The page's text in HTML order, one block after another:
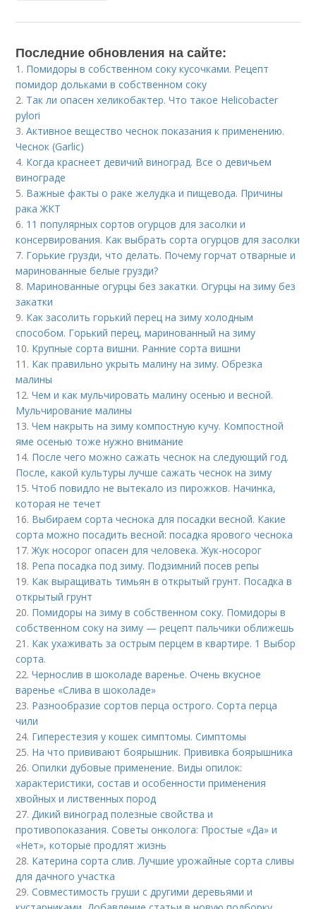
Последние обновления на сайте:
1. Помидоры в собственном соку кусочками. Рецепт
помидор дольками в собственном соку
2. Так ли опасен хеликобактер. Что такое Helicobacter
pylori
3.Активное вещество чеснок показания к применению.
Чеснок (Garlic)
4. Когда краснеет девичий виноград. Все о девичьем
винограде
5. Важные факты о раке желудка и пищевода. Причины
рака ЖКТ
6. 11 популярных сортов огурцов для засолки и
консервирования. Как выбрать сорта огурцов для засолки
7. Горькие грузди, что делать. Почему горчат отварные и
маринованные белые грузди?
8. Маринованные огурцы без закатки. Огурцы на зиму без
закатки
9. Как засолить горький перец на зиму холодным
способом. Горький перец, маринованный на зиму
10. Крупные сорта вишни. Ранние сорта вишни
11. Как правильно укрыть малину на зиму. Обрезка
малины
12.Чем и как мульчировать малину осенью и весной.
Мульчирование малины
13.Чем накрыть на зиму компостную кучу. Компостной
яме осенью тоже нужно внимание
14. После чего можно сажать чеснок на следующий год.
После, какой культуры лучше сажать чеснок на зиму
15.Чтоб повидло не вытекало из пирожков. Начинка,
которая не течет
16. Выбираем сорта чеснока для посадки весной. Какие
сорта можно посадить весной: посадка ярового чеснока
17.Жук носорог опасен для человека. Жук-носорог
18. Репа посадка под зиму. Подзимний посев репы
19. Как выращивать тимьян в открытый грунт. Посадка в
открытый грунт
20. Помидоры на зиму в собственном соку. Помидоры в
собственном соку на зиму — рецепт пальчики оближешь
21. Как ухаживать за острым перцем в квартире. 1 Выбор
сорта.
22.Чернослив в шоколаде варенье. Очень вкусное
варенье «Слива в шоколаде»
23. Разнообразие сортов перца острого. Сорта перца
чили
24. Гиперестезия у кошек симптомы. Симптомы
25. На что прививают боярышник. Прививка боярышника
26.Опилки дубовые применение. Виды опилок:
характеристики, состав и особенности применения
хвойных и лиственных пород
27.Дикий виноград полезные свойства и
противопоказания. Советы онколога: Простые «Да» и
«Нет», которые продлят жизнь
28. Катерина сорта слив. Лучшие урожайные сорта сливы
для дачного участка
29.Совместимость груши с другими деревьями и